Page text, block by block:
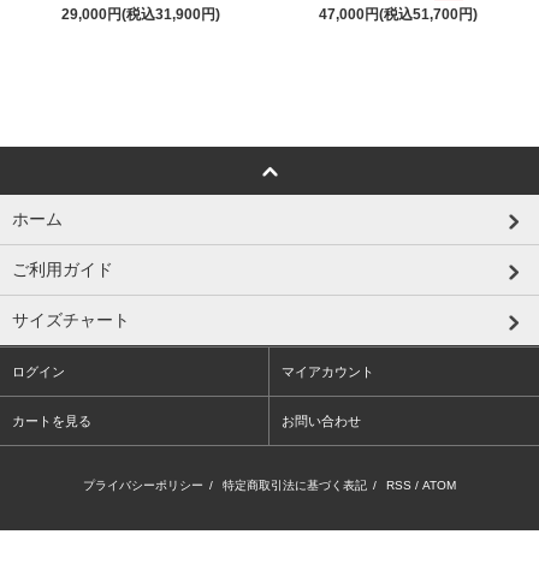
29,000円(税込31,900円)
47,000円(税込51,700円)
ホーム
ご利用ガイド
サイズチャート
ログイン マイアカウント
カートを見る お問い合わせ
プライバシーポリシー / 特定商取引法に基づく表記 / RSS / ATOM